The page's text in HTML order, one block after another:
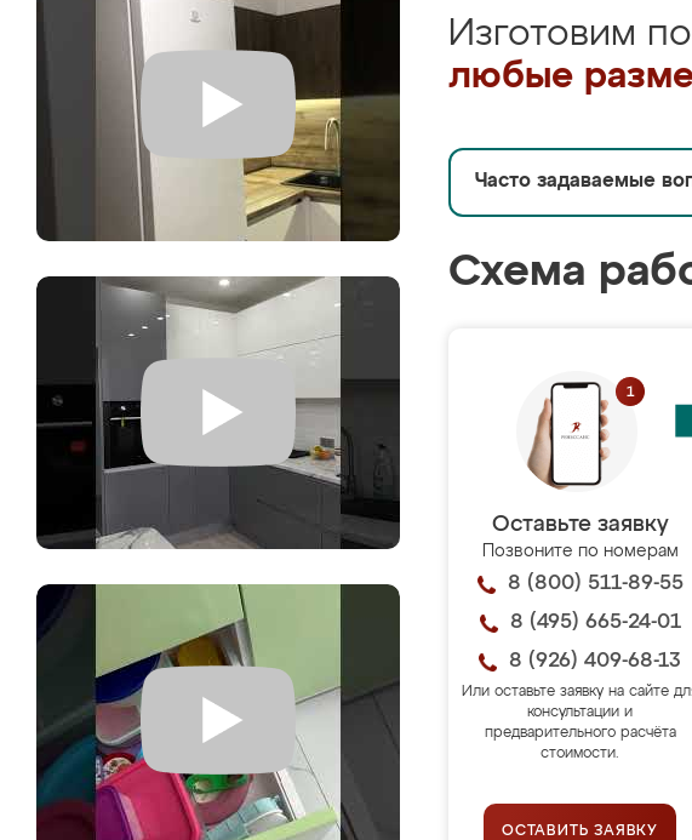
Изготовим
любые
Часто задаваемые
Схема
Оставьте заявку
Позвоните по номерам
8 (800) 511-89-55
8 (495) 665-24-01
8 (926) 409-68-13
Или оставьте заявку на сайте
консультации и
предварительного расчёта
стоимости.
ОСТАВИТЬ ЗАЯВКУ